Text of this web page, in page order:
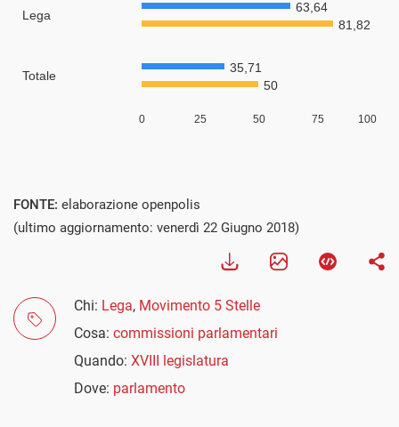
FONTE: elaborazione openpolis
(ultimo aggiornamento: venerdì 22 Giugno 2018)
Chi: Lega, Movimento 5 Stelle
Cosa: commissioni parlamentari
Quando: XVIII legislatura
Dove: parlamento